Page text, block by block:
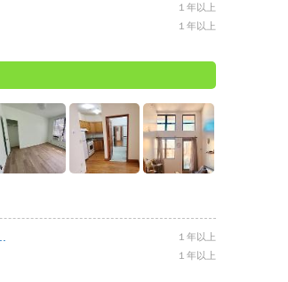
１年以上
１年以上
１年以上
１年以上